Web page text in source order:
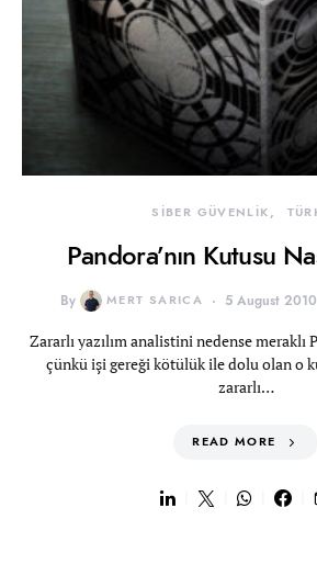
SİBER GÜVENLİK
Pandora’nın Kutusu
By MERT SARICA 5 August 2010
Zararlı yazılım analistini nedense meraklı
çünkü işi gereği kötülük ile dolu olan o
zararlı…
READ MORE